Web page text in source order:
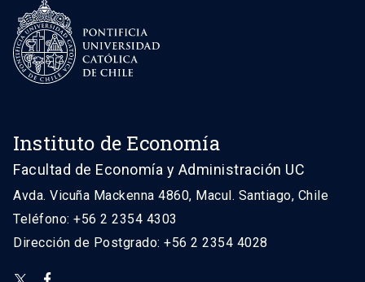
Instituto de Economía
Facultad de Economía y Administración UC
Avda. Vicuña Mackenna 4860, Macul. Santiago, Chile
Teléfono: +56 2 2354 4303
Dirección de Postgrado: +56 2 2354 4028